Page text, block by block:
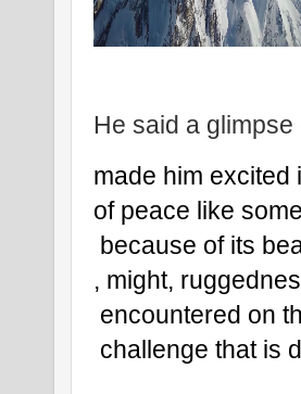
He said a
made him excited
of peace like
because of its
, might,
encountered on
challenge that is